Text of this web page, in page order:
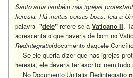
Santo atua também nas igrejas
heresia. Há muitas coisas boas: leia a
palavra "dele" refere-se aVaticano II.
acrescenta o que haveria de bom no
Redintegratio(documento daquele
Se ele queria dizer que nas igrejas
heresia, ele deveria ter escrito: nem tudo
No Documento Unitatis Redintegratio